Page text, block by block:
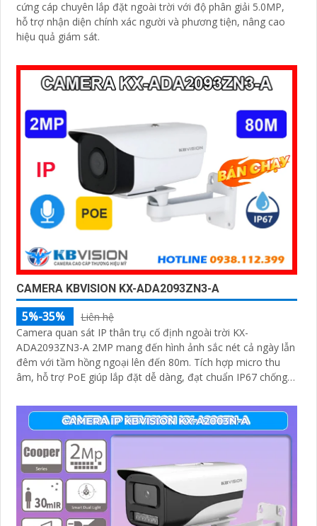
cứng cáp chuyên lắp đặt ngoài trời với độ phân giải 5.0MP,
hỗ trợ nhận diện chính xác người và phương tiện, nâng cao
hiệu quả giám sát.
CAMERA KBVISION KX-ADA2093ZN3-A
5%-35%
Liên hệ
Camera quan sát IP thân trụ cố định ngoài trời KX-
ADA2093ZN3-A 2MP mang đến hình ảnh sắc nét cả ngày lẫn
đêm với tầm hồng ngoại lên đến 80m. Tích hợp micro thu
âm, hỗ trợ PoE giúp lắp đặt dễ dàng, đạt chuẩn IP67 chống